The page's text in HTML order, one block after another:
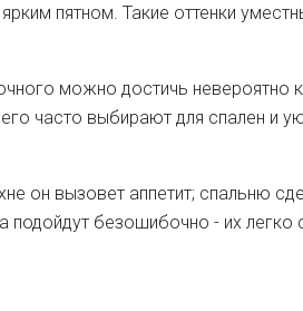
пятном. Такие оттенки
можно достичь невероятно
часто выбирают для спален и
он вызовет аппетит; спальню
безошибочно - их легко